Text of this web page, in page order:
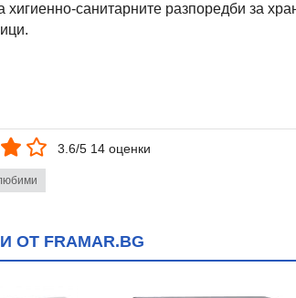
хигиенно-санитарните разпоредби за
3.6/5 14 оценки
ОТ FRAMAR.BG